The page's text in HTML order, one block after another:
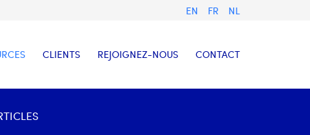
EN FR NL
CLIENTS REJOIGNEZ-NOUS CONTACT